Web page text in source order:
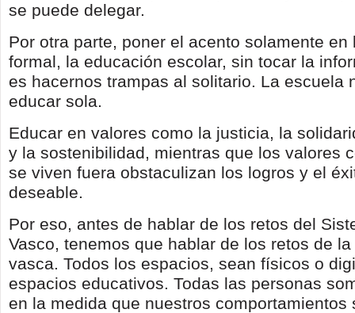
se puede delegar.
Por otra parte, poner el acento solamente en
formal, la educación escolar, sin tocar la
es hacernos trampas al solitario. La escuela
educar sola.
Educar en valores como la justicia, la
y la sostenibilidad, mientras que los valores
se viven fuera obstaculizan los logros y el
deseable.
Por eso, antes de hablar de los retos del
Vasco, tenemos que hablar de los retos de
vasca. Todos los espacios, sean físicos o
espacios educativos. Todas las personas
en la medida que nuestros comportamientos